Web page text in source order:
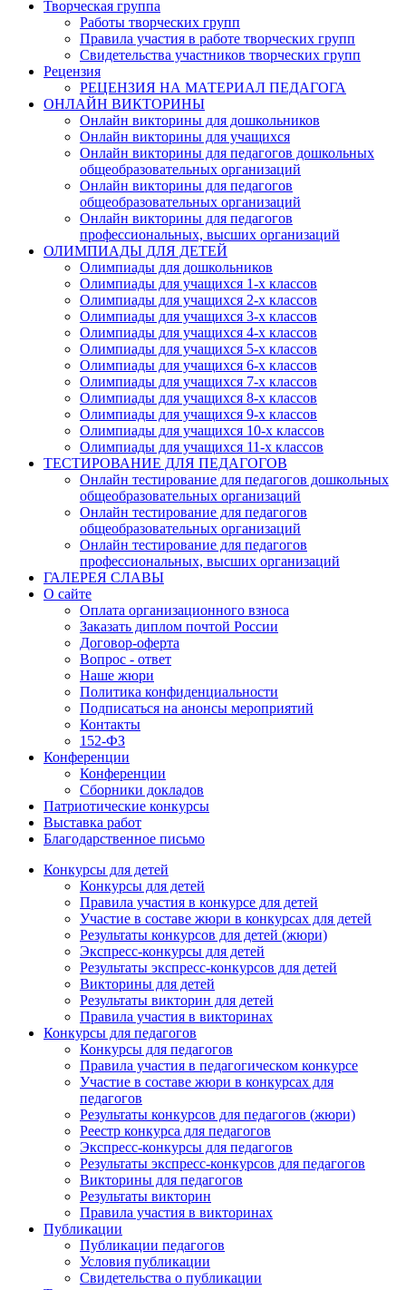
Творческая группа
Работы творческих групп
Правила участия в работе творческих групп
Свидетельства участников творческих групп
Рецензия
РЕЦЕНЗИЯ НА МАТЕРИАЛ ПЕДАГОГА
ОНЛАЙН ВИКТОРИНЫ
Онлайн викторины для дошкольников
Онлайн викторины для учащихся
Онлайн викторины для педагогов дошкольных
общеобразовательных организаций
Онлайн викторины для педагогов
общеобразовательных организаций
Онлайн викторины для педагогов
профессиональных, высших организаций
ОЛИМПИАДЫ ДЛЯ ДЕТЕЙ
Олимпиады для дошкольников
Олимпиады для учащихся 1-х классов
Олимпиады для учащихся 2-х классов
Олимпиады для учащихся 3-х классов
Олимпиады для учащихся 4-х классов
Олимпиады для учащихся 5-х классов
Олимпиады для учащихся 6-х классов
Олимпиады для учащихся 7-х классов
Олимпиады для учащихся 8-х классов
Олимпиады для учащихся 9-х классов
Олимпиады для учащихся 10-х классов
Олимпиады для учащихся 11-х классов
ТЕСТИРОВАНИЕ ДЛЯ ПЕДАГОГОВ
Онлайн тестирование для педагогов дошкольных
общеобразовательных организаций
Онлайн тестирование для педагогов
общеобразовательных организаций
Онлайн тестирование для педагогов
профессиональных, высших организаций
ГАЛЕРЕЯ СЛАВЫ
О сайте
Оплата организационного взноса
Заказать диплом почтой России
Договор-оферта
Вопрос - ответ
Наше жюри
Политика конфиденциальности
Подписаться на анонсы мероприятий
Контакты
152-ФЗ
Конференции
Конференции
Сборники докладов
Патриотические конкурсы
Выставка работ
Благодарственное письмо
Конкурсы для детей
Конкурсы для детей
Правила участия в конкурсе для детей
Участие в составе жюри в конкурсах для детей
Результаты конкурсов для детей (жюри)
Экспресс-конкурсы для детей
Результаты экспресс-конкурсов для детей
Викторины для детей
Результаты викторин для детей
Правила участия в викторинах
Конкурсы для педагогов
Конкурсы для педагогов
Правила участия в педагогическом конкурсе
Участие в составе жюри в конкурсах для
педагогов
Результаты конкурсов для педагогов (жюри)
Реестр конкурса для педагогов
Экспресс-конкурсы для педагогов
Результаты экспресс-конкурсов для педагогов
Викторины для педагогов
Результаты викторин
Правила участия в викторинах
Публикации
Публикации педагогов
Условия публикации
Свидетельства о публикации